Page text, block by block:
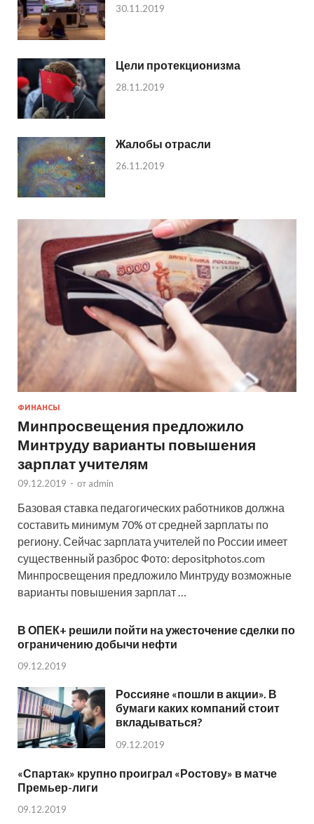
30.11.2019
Цели протекционизма
28.11.2019
Жалобы отрасли
26.11.2019
ФИНАНСЫ
Минпросвещения предложило
Минтруду варианты повышения
зарплат учителям
09.12.2019 - от admin
Базовая ставка педагогических работников должна
составить минимум 70% от средней зарплаты по
региону. Сейчас зарплата учителей по России имеет
существенный разброс Фото: depositphotos.com
Минпросвещения предложило Минтруду возможные
варианты повышения зарплат …
В ОПЕК+ решили пойти на ужесточение сделки по
ограничению добычи нефти
09.12.2019
Россияне «пошли в акции». В
бумаги каких компаний стоит
вкладываться?
09.12.2019
«Спартак» крупно проиграл «Ростову» в матче
Премьер-лиги
09.12.2019